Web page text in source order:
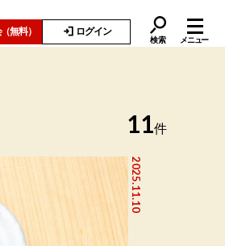
（無料） ログイン
検索 メニュー
11件
2025.11.10